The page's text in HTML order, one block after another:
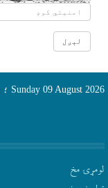
Sunday 09 August 2026 ؛
لومړۍ مخ